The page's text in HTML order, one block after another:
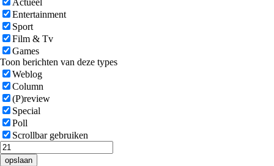
Actueel
Entertainment
Sport
Film & Tv
Games
Toon berichten van deze types
Weblog
Column
(P)review
Special
Poll
Scrollbar gebruiken
opslaan